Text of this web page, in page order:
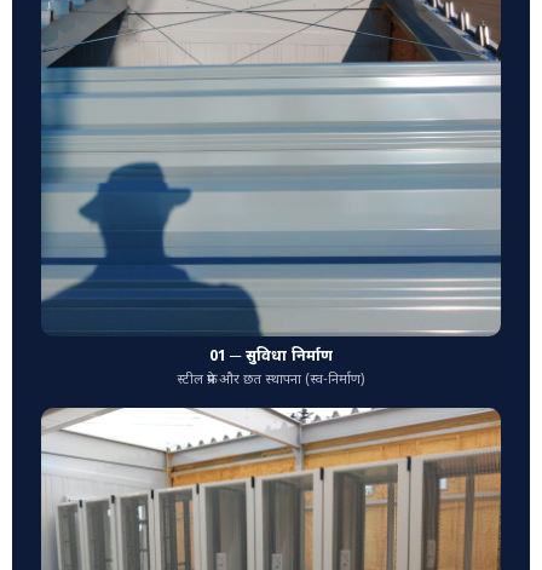
01 ─ सुविधा निर्माण
स्टील फ्रेम और छत स्थापना (स्व-निर्माण)